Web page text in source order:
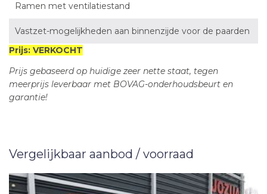
Ramen met ventilatiestand
Vastzet-mogelijkheden aan binnenzijde voor de paarden
Prijs: VERKOCHT
Prijs gebaseerd op huidige zeer nette staat, tegen
meerprijs leverbaar met BOVAG-onderhoudsbeurt en
garantie!
Vergelijkbaar aanbod / voorraad